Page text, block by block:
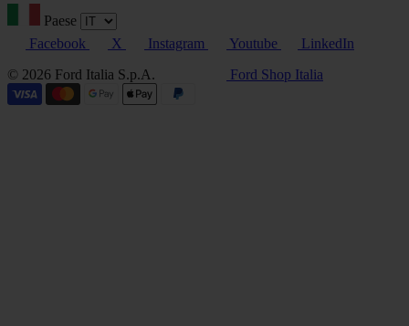
Paese
Facebook
X Instagram Youtube
LinkedIn
© 2026 Ford Italia S.p.A.
Ford Shop Italia